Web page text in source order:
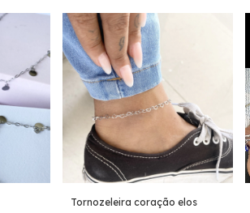
Tornozeleira coração elos